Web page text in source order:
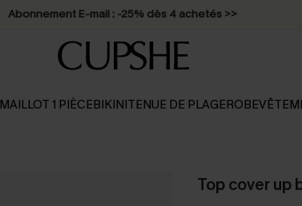
Abonnement E-mail : -25% dès 4 achetés >>
MAILLOT 1 PIÈCEBIKINITENUE DE PLAGEROBE
Top cover up